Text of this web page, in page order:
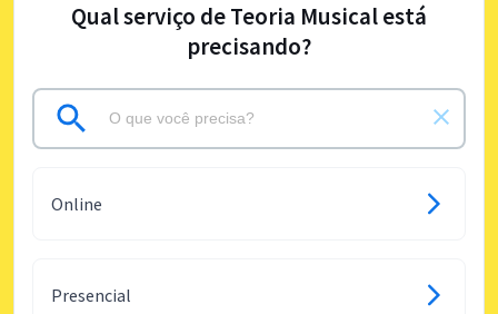
Qual serviço de Teoria Musical está
precisando?
Online
Presencial